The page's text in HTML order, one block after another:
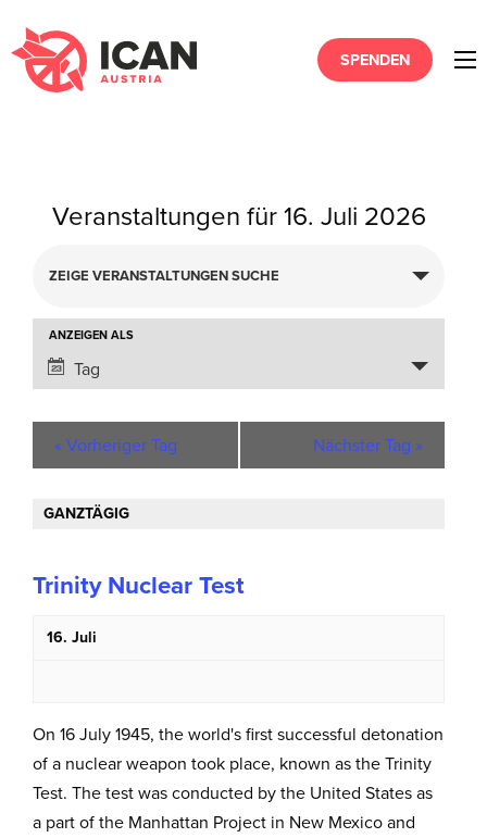
SPENDEN
Veranstaltungen für 16. Juli 2026
Suche
und
Ansichten,
Navigation
ZEIGE VERANSTALTUNGEN SUCHE
Veranstaltung
Ansichten-
Navigation
ANZEIGEN ALS
Tag
«Vorheriger Tag Nächster Tag»
GANZTÄGIG
Trinity Nuclear Test
16. Juli
On 16 July 1945, the world's first successful detonation
of a nuclear weapon took place, known as the Trinity
Test. The test was conducted by the United States as
a part of the Manhattan Project in New Mexico and